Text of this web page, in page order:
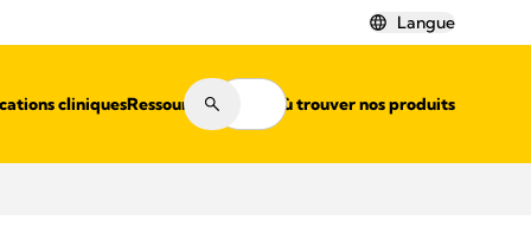
Langue
cliniquesRessources Où trouver nos produits